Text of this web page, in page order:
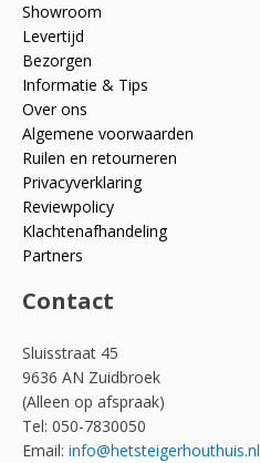
Showroom
Levertijd
Bezorgen
Informatie & Tips
Over ons
Algemene voorwaarden
Ruilen en retourneren
Privacyverklaring
Reviewpolicy
Klachtenafhandeling
Partners
Contact
Sluisstraat 45
9636 AN Zuidbroek
(Alleen op afspraak)
Tel: 050-7830050
Email: info@hetsteigerhouthuis.nl